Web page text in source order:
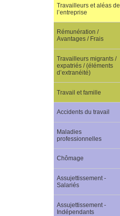
Travailleurs et aléas de
l’entreprise
Rémunération /
Avantages / Frais
Travailleurs migrants /
expatriés / (éléments
d’extranéité)
Travail et famille
Accidents du travail
Maladies
professionnelles
Chômage
Assujettissement -
Salariés
Assujettissement -
Indépendants